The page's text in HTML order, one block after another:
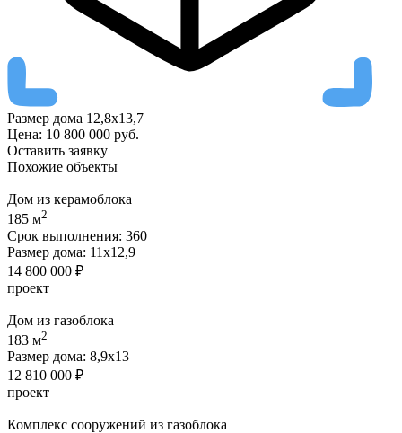
Размер дома 12,8х13,7
Цена: 10 800 000 руб.
Оставить заявку
Похожие объекты
Дом из керамоблока
185 м2
Срок выполнения: 360
Размер дома: 11х12,9
14 800 000 ₽
проект
Дом из газоблока
183 м2
Размер дома: 8,9х13
12 810 000 ₽
проект
Комплекс сооружений из газоблока